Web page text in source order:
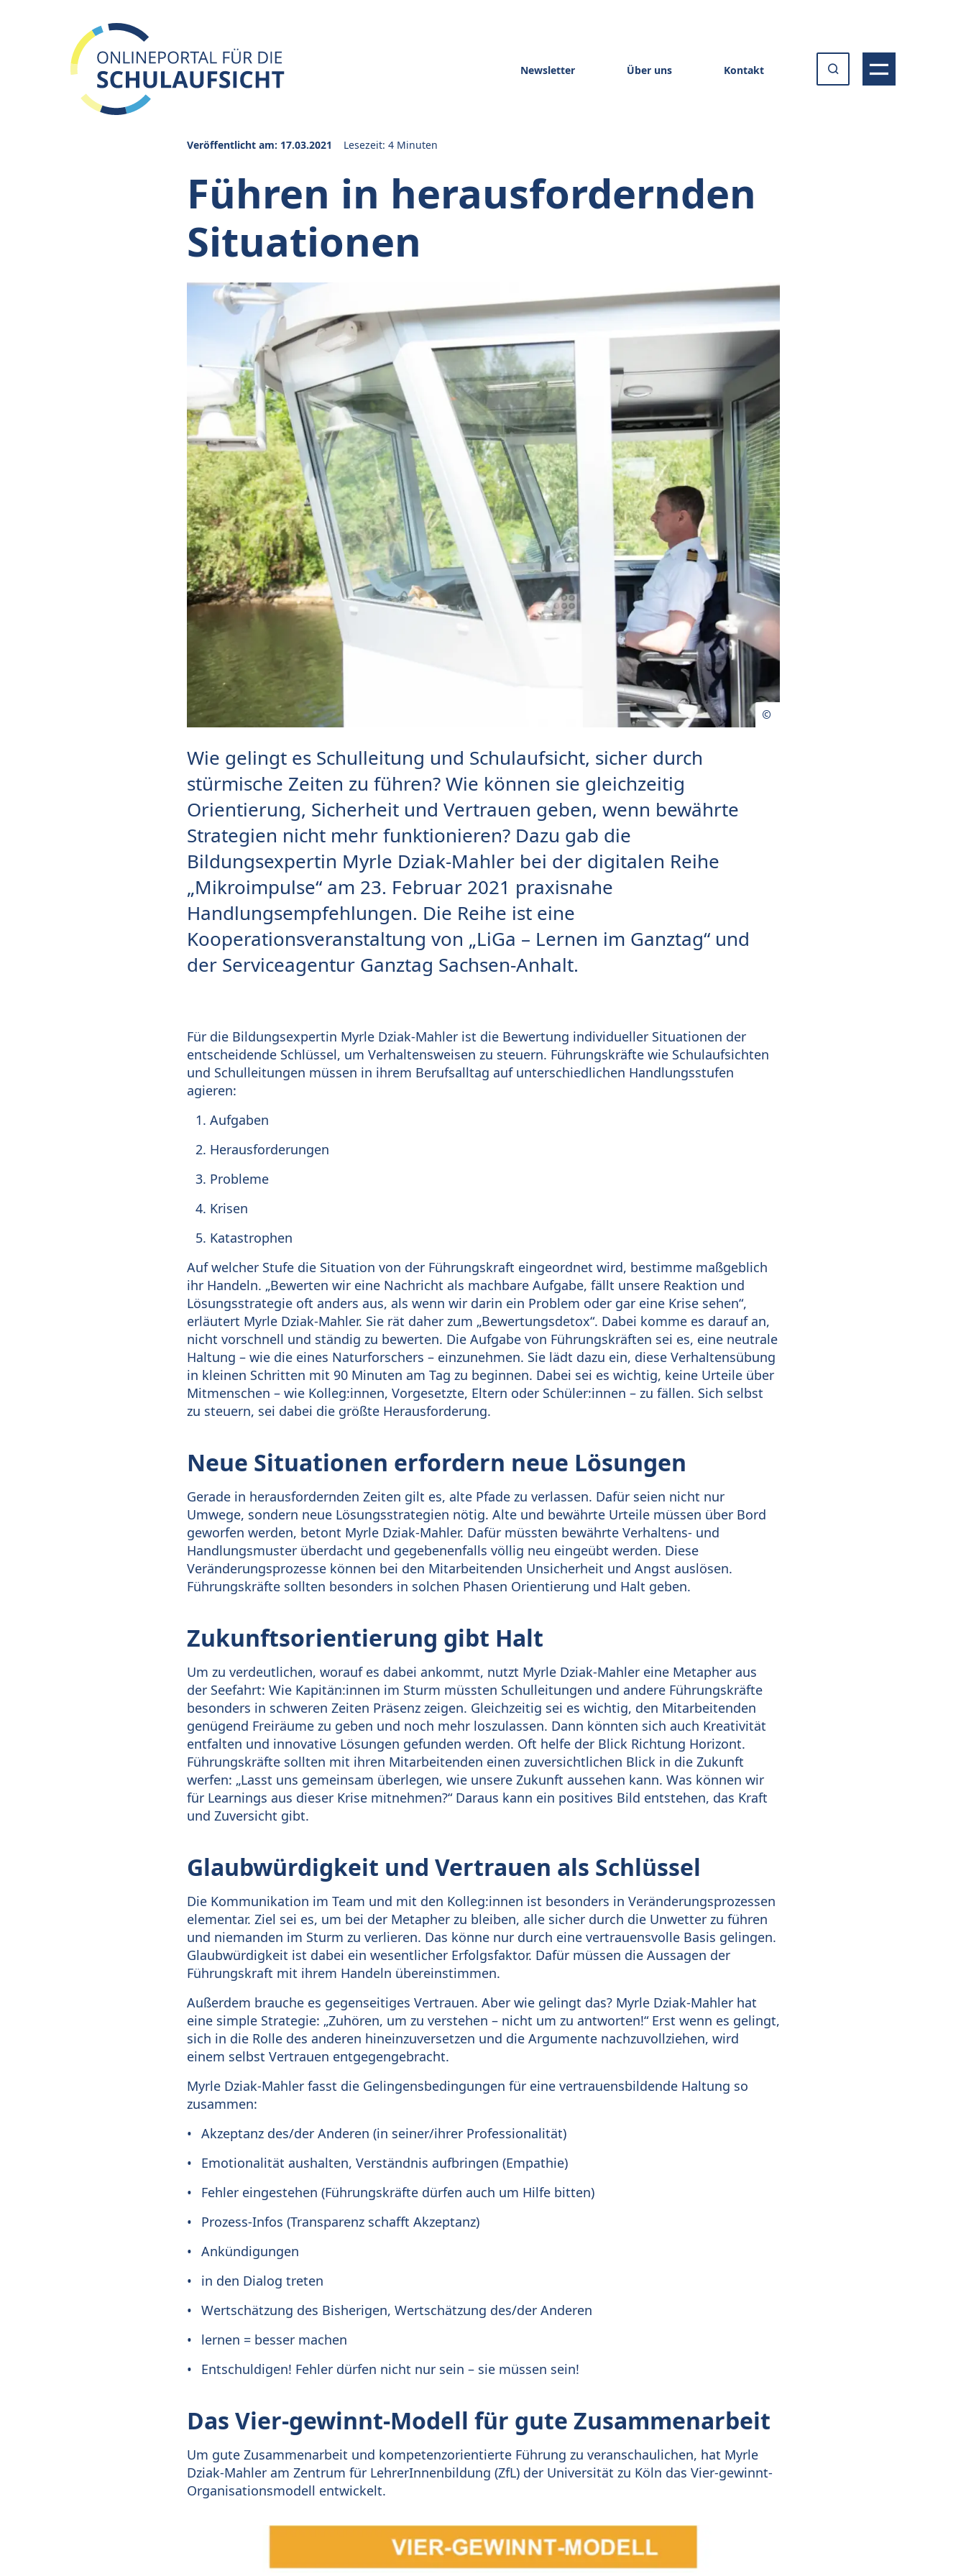
Newsletter Über uns Kontakt
Veröffentlicht am: 17.03.2021 Lesezeit: 4 Minuten
Führen in herausfordernden
Situationen
Wie gelingt es Schulleitung und Schulaufsicht, sicher durch
stürmische Zeiten zu führen? Wie können sie gleichzeitig
Orientierung, Sicherheit und Vertrauen geben, wenn bewährte
Strategien nicht mehr funktionieren? Dazu gab die
Bildungsexpertin Myrle Dziak-Mahler bei der digitalen Reihe
„Mikroimpulse“ am 23. Februar 2021 praxisnahe
Handlungsempfehlungen. Die Reihe ist eine
Kooperationsveranstaltung von „LiGa – Lernen im Ganztag“ und
der Serviceagentur Ganztag Sachsen-Anhalt.
Für die Bildungsexpertin Myrle Dziak-Mahler ist die Bewertung individueller Situationen der
entscheidende Schlüssel, um Verhaltensweisen zu steuern. Führungskräfte wie Schulaufsichten
und Schulleitungen müssen in ihrem Berufsalltag auf unterschiedlichen Handlungsstufen
agieren:
Aufgaben
Herausforderungen
Probleme
Krisen
Katastrophen
Auf welcher Stufe die Situation von der Führungskraft eingeordnet wird, bestimme maßgeblich
ihr Handeln. „Bewerten wir eine Nachricht als machbare Aufgabe, fällt unsere Reaktion und
Lösungsstrategie oft anders aus, als wenn wir darin ein Problem oder gar eine Krise sehen“,
erläutert Myrle Dziak-Mahler. Sie rät daher zum „Bewertungsdetox“. Dabei komme es darauf an,
nicht vorschnell und ständig zu bewerten. Die Aufgabe von Führungskräften sei es, eine neutrale
Haltung – wie die eines Naturforschers – einzunehmen. Sie lädt dazu ein, diese Verhaltensübung
in kleinen Schritten mit 90 Minuten am Tag zu beginnen. Dabei sei es wichtig, keine Urteile über
Mitmenschen – wie Kolleg:innen, Vorgesetzte, Eltern oder Schüler:innen – zu fällen. Sich selbst
zu steuern, sei dabei die größte Herausforderung.
Neue Situationen erfordern neue Lösungen
Gerade in herausfordernden Zeiten gilt es, alte Pfade zu verlassen. Dafür seien nicht nur
Umwege, sondern neue Lösungsstrategien nötig. Alte und bewährte Urteile müssen über Bord
geworfen werden, betont Myrle Dziak-Mahler. Dafür müssten bewährte Verhaltens- und
Handlungsmuster überdacht und gegebenenfalls völlig neu eingeübt werden. Diese
Veränderungsprozesse können bei den Mitarbeitenden Unsicherheit und Angst auslösen.
Führungskräfte sollten besonders in solchen Phasen Orientierung und Halt geben.
Zukunftsorientierung gibt Halt
Um zu verdeutlichen, worauf es dabei ankommt, nutzt Myrle Dziak-Mahler eine Metapher aus
der Seefahrt: Wie Kapitän:innen im Sturm müssten Schulleitungen und andere Führungskräfte
besonders in schweren Zeiten Präsenz zeigen. Gleichzeitig sei es wichtig, den Mitarbeitenden
genügend Freiräume zu geben und noch mehr loszulassen. Dann könnten sich auch Kreativität
entfalten und innovative Lösungen gefunden werden. Oft helfe der Blick Richtung Horizont.
Führungskräfte sollten mit ihren Mitarbeitenden einen zuversichtlichen Blick in die Zukunft
werfen: „Lasst uns gemeinsam überlegen, wie unsere Zukunft aussehen kann. Was können wir
für Learnings aus dieser Krise mitnehmen?“ Daraus kann ein positives Bild entstehen, das Kraft
und Zuversicht gibt.
Glaubwürdigkeit und Vertrauen als Schlüssel
Die Kommunikation im Team und mit den Kolleg:innen ist besonders in Veränderungsprozessen
elementar. Ziel sei es, um bei der Metapher zu bleiben, alle sicher durch die Unwetter zu führen
und niemanden im Sturm zu verlieren. Das könne nur durch eine vertrauensvolle Basis gelingen.
Glaubwürdigkeit ist dabei ein wesentlicher Erfolgsfaktor. Dafür müssen die Aussagen der
Führungskraft mit ihrem Handeln übereinstimmen.
Außerdem brauche es gegenseitiges Vertrauen. Aber wie gelingt das? Myrle Dziak-Mahler hat
eine simple Strategie: „Zuhören, um zu verstehen – nicht um zu antworten!“ Erst wenn es gelingt,
sich in die Rolle des anderen hineinzuversetzen und die Argumente nachzuvollziehen, wird
einem selbst Vertrauen entgegengebracht.
Myrle Dziak-Mahler fasst die Gelingensbedingungen für eine vertrauensbildende Haltung so
zusammen:
Akzeptanz des/der Anderen (in seiner/ihrer Professionalität)
Emotionalität aushalten, Verständnis aufbringen (Empathie)
Fehler eingestehen (Führungskräfte dürfen auch um Hilfe bitten)
Prozess-Infos (Transparenz schafft Akzeptanz)
Ankündigungen
in den Dialog treten
Wertschätzung des Bisherigen, Wertschätzung des/der Anderen
lernen = besser machen
Entschuldigen! Fehler dürfen nicht nur sein – sie müssen sein!
Das Vier-gewinnt-Modell für gute Zusammenarbeit
Um gute Zusammenarbeit und kompetenzorientierte Führung zu veranschaulichen, hat Myrle
Dziak-Mahler am Zentrum für LehrerInnenbildung (ZfL) der Universität zu Köln das Vier-gewinnt-
Organisationsmodell entwickelt.